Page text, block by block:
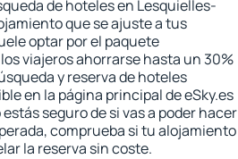
de hoteles en Lesquielles-
que se ajuste a tus
optar por el paquete
viajeros ahorrarse hasta un 30%
y reserva de hoteles
en la página principal de eSky.es
seguro de si vas a poder hacer
comprueba si tu alojamiento
la reserva sin coste.